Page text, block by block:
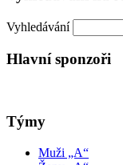
Vyhledávání
Hlavní sponzoři
Týmy
Muži „A“